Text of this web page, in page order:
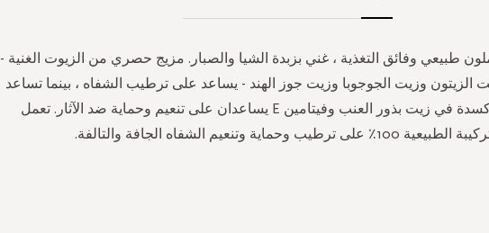
طبيعي وفائق التغذية ، غني بزبدة الشيا والصبار. مزيج حصري من الزيوت الغنية -
الزيتون وزيت الجوجوبا وزيت جوز الهند - يساعد على ترطيب الشفاه ، بينما تساعد
مضادات الأكسدة في زيت بذور العنب وفيتامين E يساعدان على تنعيم وحماية ضد الآثار. تعمل
100٪ على ترطيب وحماية وتنعيم الشفاه الجافة والتالفة.